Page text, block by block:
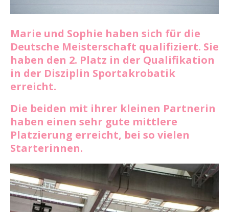
Marie und Sophie haben sich für die
Deutsche Meisterschaft qualifiziert. Sie
haben den 2. Platz in der Qualifikation
in der Disziplin Sportakrobatik
erreicht.
Die beiden mit ihrer kleinen Partnerin
haben einen sehr gute mittlere
Platzierung erreicht, bei so vielen
Starterinnen.